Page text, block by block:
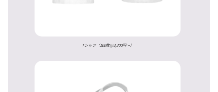
Tシャツ（100枚@3,300円〜）